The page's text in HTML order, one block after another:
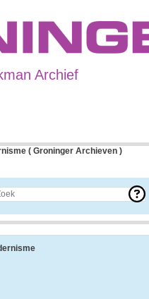
Archief
( Groninger Archieven )
over een bepaald archief.
omvang, vindplaats,
informatie over de geschiedenis